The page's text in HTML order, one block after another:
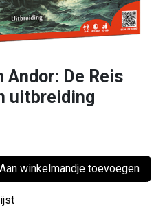
Andor: De Reis
uitbreiding
Aan winkelmandje toevoegen